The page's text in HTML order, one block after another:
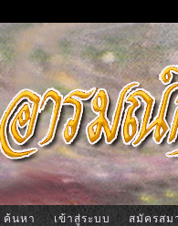
ค้นหา เข้าสู่ระบบ สมัครสม